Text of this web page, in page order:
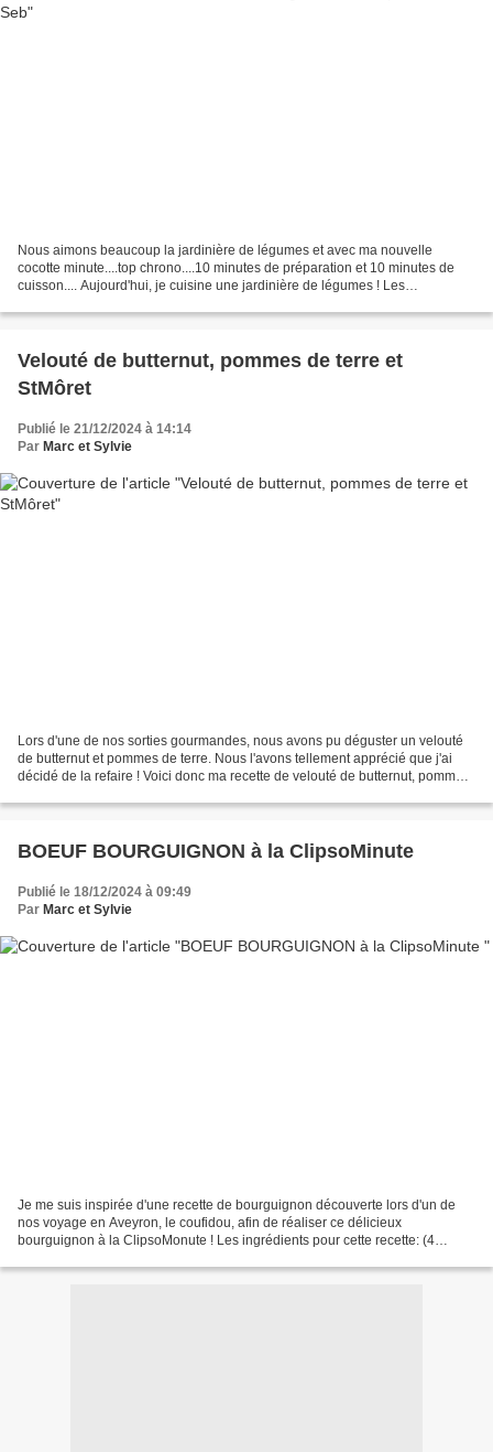
Nous aimons beaucoup la jardinière de légumes et avec ma nouvelle
cocotte minute....top chrono....10 minutes de préparation et 10 minutes de
cuisson.... Aujourd'hui, je cuisine une jardinière de légumes ! Les
Velouté de butternut, pommes de terre et
StMôret
Publié le 21/12/2024 à 14:14
Par Marc et Sylvie
Lors d'une de nos sorties gourmandes, nous avons pu déguster un velouté
de butternut et pommes de terre. Nous l'avons tellement apprécié que j'ai
décidé de la refaire ! Voici donc ma recette de velouté de butternut, pommes
BOEUF BOURGUIGNON à la ClipsoMinute
Publié le 18/12/2024 à 09:49
Par Marc et Sylvie
Je me suis inspirée d'une recette de bourguignon découverte lors d'un de
nos voyage en Aveyron, le coufidou, afin de réaliser ce délicieux
bourguignon à la ClipsoMonute ! Les ingrédients pour cette recette: (4